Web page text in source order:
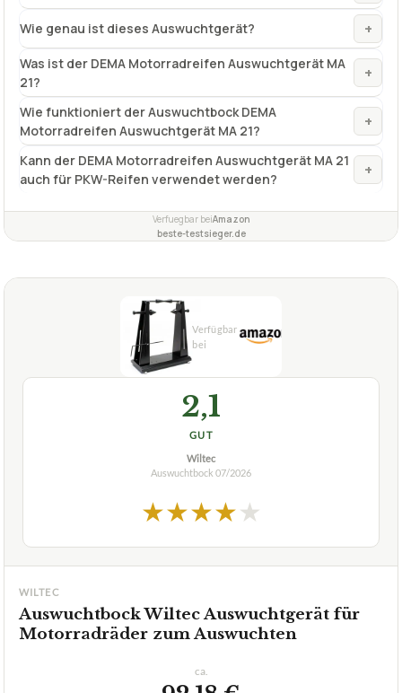
Wie genau ist dieses Auswuchtgerät? +
Was ist der DEMA Motorradreifen Auswuchtgerät MA
21?
+
Wie funktioniert der Auswuchtbock DEMA
Motorradreifen Auswuchtgerät MA 21?
+
Kann der DEMA Motorradreifen Auswuchtgerät MA 21
auch für PKW-Reifen verwendet werden?
+
Verfuegbar beiAmazon
beste-testsieger.de
2,1
GUT
Wiltec
Auswuchtbock 07/2026
★★★★★
WILTEC
Auswuchtbock Wiltec Auswuchtgerät für
Motorradräder zum Auswuchten
ca.